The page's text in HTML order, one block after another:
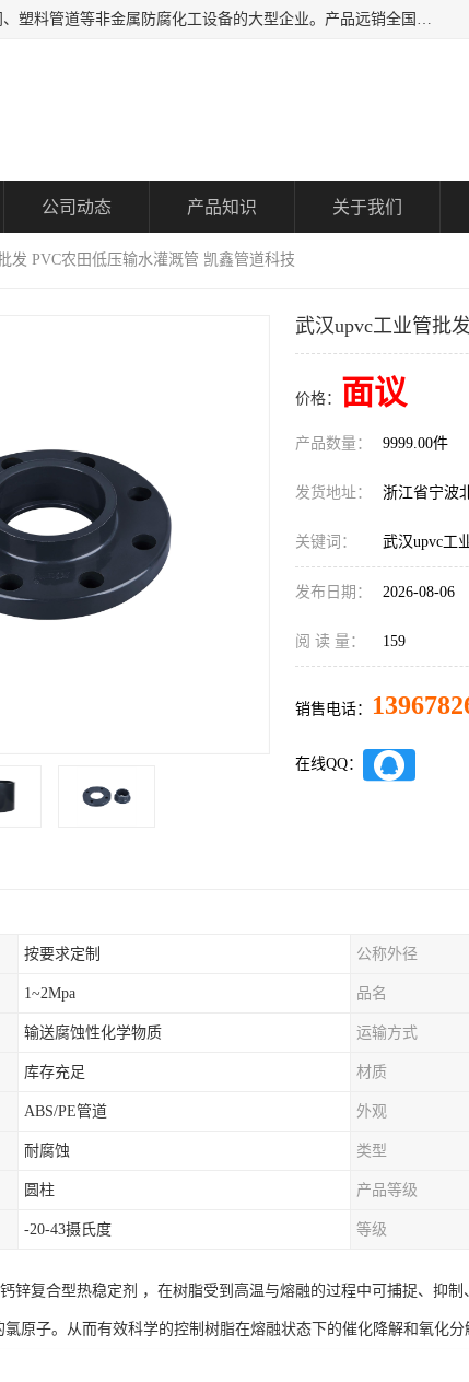
凯鑫管道科技有限公司是一家专业生产PPH、CPVC各类塑料阀门、塑料管道等非金属防腐化工设备的大型企业。产品远销全国三十一个省、市、自治区,广泛应用于化工、石油、氯碱、染料、制药、农药等行业，深受广大用户欢迎，是目前国内生产化工泵、阀门规模较大的生产基地之一。
公司动态 产品知识 关于我们
发 PVC农田低压输水灌溉管 凯鑫管道科技
武汉upvc工业管批
价格： 面议
产品数量： 9999.00件
发货地址： 浙江省宁波
关键词： 武汉upvc工
发布日期： 2026-08-06
阅 读 量： 159
销售电话：
在线QQ：
按要求定制 公称外径
1~2Mpa 品名
输送腐蚀性化学物质 运输方式
库存充足 材质
ABS/PE管道 外观
耐腐蚀 类型
圆柱 产品等级
-20-43摄氏度 等级
锌复合型热稳定剂 ，在树脂受到高温与熔融的过程中可捕捉、抑
原子。从而有效科学的控制树脂在熔融状态下的催化降解和氧化分